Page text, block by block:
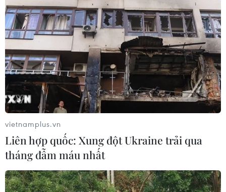
Do ảnh hưởng của đại dịch COVID-19, các nhà thầu thi
công dự án giao thông đang gặp khó khăn trong việc
huy động nhân lực, thiết bị, tổ chức thi công tại hiện
trường.
vietnamplus.vn
Liên hợp quốc: Xung đột Ukraine trải qua
tháng đẫm máu nhất